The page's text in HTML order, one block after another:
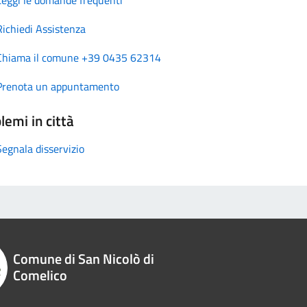
Assistenza
il comune +39 0435 62314
un appuntamento
in città
disservizio
Comune di San Nicolò di
Comelico